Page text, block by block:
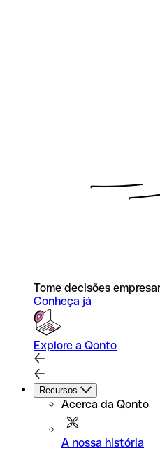
Tome decisões
Conheça já
Explore a Qonto
Recursos
Acerca da Qonto
A nossa história